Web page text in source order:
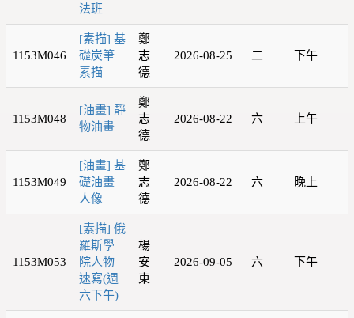
法班
1153M046
[素描] 基
礎炭筆
素描
鄭
志
德
2026-08-25 二 下午
1153M048
[油畫] 靜
物油畫
鄭
志
德
2026-08-22 六 上午
1153M049
[油畫] 基
礎油畫
人像
鄭
志
德
2026-08-22 六 晚上
1153M053
[素描] 俄
羅斯學
院人物
速寫(週
六下午)
楊
安
東
2026-09-05 六 下午